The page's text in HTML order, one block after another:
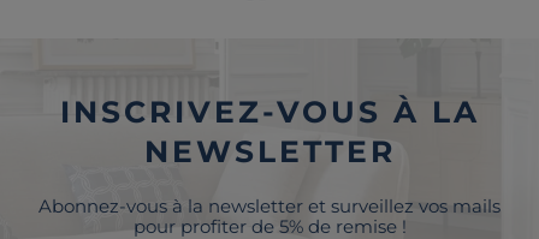
INSCRIVEZ-VOUS À LA
NEWSLETTER
Abonnez-vous à la newsletter et surveillez vos mails
pour profiter de 5% de remise !